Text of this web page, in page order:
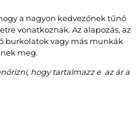
a nagyon kedvezőnek tűnő
vonatkoznak. Az alapozás, az
burkolatok vagy más munkák
meg.
hogy tartalmazz e az ár a